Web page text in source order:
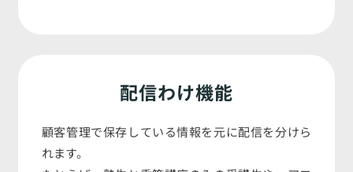
配信わけ機能
顧客管理で保存している情報を元に配信を分けら
れます。